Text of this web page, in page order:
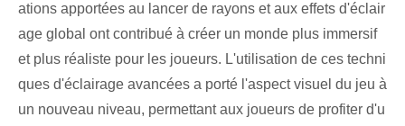
ations apportées au lancer de rayons et aux effets d'éclair
age global ont contribué à créer un monde plus immersif
et plus réaliste pour les joueurs. L'utilisation de ces techni
ques d'éclairage avancées a porté l'aspect visuel du jeu à
un nouveau niveau, permettant aux joueurs de profiter d'u